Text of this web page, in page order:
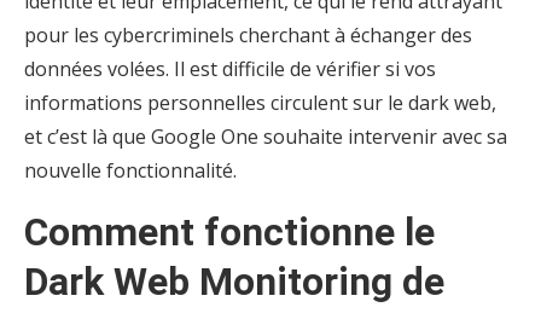
pour les cybercriminels cherchant à échanger des
données volées. Il est difficile de vérifier si vos
informations personnelles circulent sur le dark web,
et c’est là que Google One souhaite intervenir avec sa
nouvelle fonctionnalité.
Comment fonctionne le
Dark Web Monitoring de